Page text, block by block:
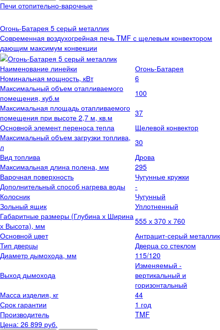
Печи отопительно-варочные
Огонь-Батарея 5 серый металлик
Современная воздухогрейная печь TMF с щелевым конвектором
дающим максимум конвекции
Наименование линейки
Огонь-Батарея
Номинальная мощность, кВт
6
Максимальный объем отапливаемого
помещения, куб.м
100
Максимальная площадь отапливаемого
помещения при высоте 2,7 м, кв.м
37
Основной элемент переноса тепла
Щелевой конвектор
Максимальный объем загрузки топлива,
л
30
Вид топлива
Дрова
Максимальная длина полена, мм
295
Варочная поверхность
Чугунные кружки
Дополнительный способ нагрева воды
-
Колосник
Чугунный
Зольный ящик
Уплотненный
Габаритные размеры (Глубина х Ширина
х Высота), мм
555 х 370 х 760
Основной цвет
Антрацит-серый металлик
Тип дверцы
Дверца со стеклом
Диаметр дымохода, мм
115/120
Выход дымохода
Изменяемый -
вертикальный и
горизонтальный
Масса изделия, кг
44
Срок гарантии
1 год
Производитель
TMF
Цена: 26 899 руб.